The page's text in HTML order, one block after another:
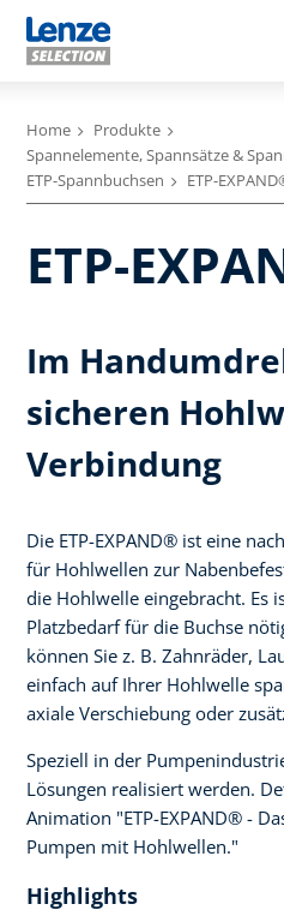
Home
Produkte
Spannelemente, Spannsätze &
ETP-Spannbuchsen
ETP-
ETP-
Im
sicheren
Verbindung
Die ETP-EXPAND® ist eine
für Hohlwellen zur
die Hohlwelle eingebracht. Es
Platzbedarf für die Buchse
können Sie z. B. Zahnräder,
einfach auf Ihrer Hohlwelle
axiale Verschiebung oder
Speziell in der
Lösungen realisiert werden.
Animation "ETP-EXPAND® -
Pumpen mit Hohlwellen."
Highlights